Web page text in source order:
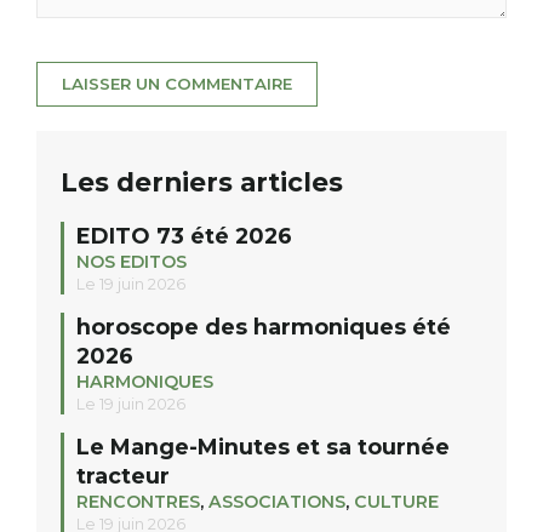
Les derniers articles
EDITO 73 été 2026
NOS EDITOS
Le 19 juin 2026
horoscope des harmoniques été
2026
HARMONIQUES
Le 19 juin 2026
Le Mange-Minutes et sa tournée
tracteur
RENCONTRES, ASSOCIATIONS, CULTURE
Le 19 juin 2026